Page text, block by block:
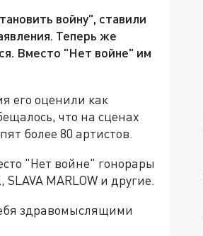
войну", ставили
Теперь же
Вместо "Нет войне" им
его оценили как
что на сценах
более 80 артистов.
"Нет войне" гонорары
MARLOW и другие.
здравомыслящими